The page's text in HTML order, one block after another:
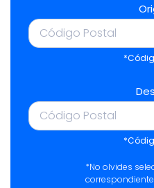
*No olvides